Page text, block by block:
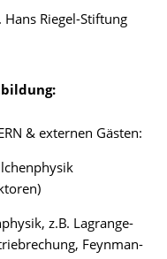
Riegel-Stiftung
& externen Gästen:
z.B. Lagrange-
Feynman-